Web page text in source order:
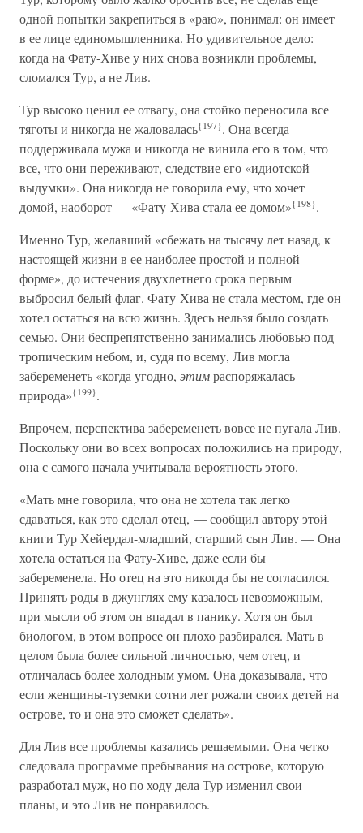
одной попытки закрепиться в «раю», понимал: он имеет
в ее лице единомышленника. Но удивительное дело:
когда на Фату-Хиве у них снова возникли проблемы,
сломался Тур, а не Лив.
Тур высоко ценил ее отвагу, она стойко переносила все
тяготы и никогда не жаловалась{197}. Она всегда
поддерживала мужа и никогда не винила его в том, что
все, что они переживают, следствие его «идиотской
выдумки». Она никогда не говорила ему, что хочет
домой, наоборот — «Фату-Хива стала ее домом»{198}.
Именно Тур, желавший «сбежать на тысячу лет назад, к
настоящей жизни в ее наиболее простой и полной
форме», до истечения двухлетнего срока первым
выбросил белый флаг. Фату-Хива не стала местом, где он
хотел остаться на всю жизнь. Здесь нельзя было создать
семью. Они беспрепятственно занимались любовью под
тропическим небом, и, судя по всему, Лив могла
забеременеть «когда угодно, этимраспоряжалась
природа»{199}.
Впрочем, перспектива забеременеть вовсе не пугала Лив.
Поскольку они во всех вопросах положились на природу,
она с самого начала учитывала вероятность этого.
«Мать мне говорила, что она не хотела так легко
сдаваться, как это сделал отец, — сообщил автору этой
книги Тур Хейердал-младший, старший сын Лив. — Она
хотела остаться на Фату-Хиве, даже если бы
забеременела. Но отец на это никогда бы не согласился.
Принять роды в джунглях ему казалось невозможным,
при мысли об этом он впадал в панику. Хотя он был
биологом, в этом вопросе он плохо разбирался. Мать в
целом была более сильной личностью, чем отец, и
отличалась более холодным умом. Она доказывала, что
если женщины-туземки сотни лет рожали своих детей на
острове, то и она это сможет сделать».
Для Лив все проблемы казались решаемыми. Она четко
следовала программе пребывания на острове, которую
разработал муж, но по ходу дела Тур изменил свои
планы, и это Лив не понравилось.